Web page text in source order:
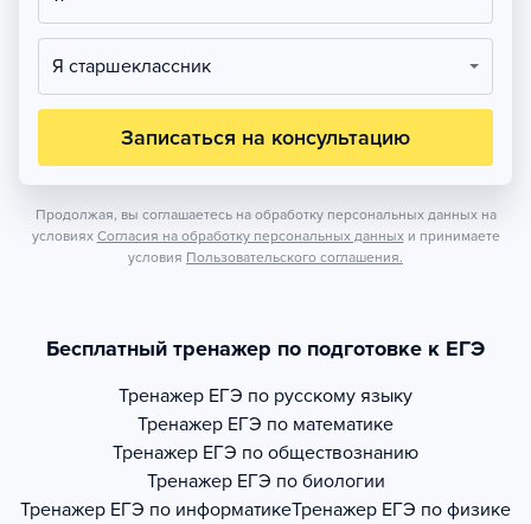
Я старшеклассник
Записаться на консультацию
Продолжая, вы соглашаетесь на обработку персональных данных на
условиях Согласия на обработку персональных данных и принимаете
условия Пользовательского соглашения.
Бесплатный тренажер по подготовке к ЕГЭ
Тренажер ЕГЭ по русскому языку
Тренажер ЕГЭ по математике
Тренажер ЕГЭ по обществознанию
Тренажер ЕГЭ по биологии
Тренажер ЕГЭ по информатикеТренажер ЕГЭ по физике